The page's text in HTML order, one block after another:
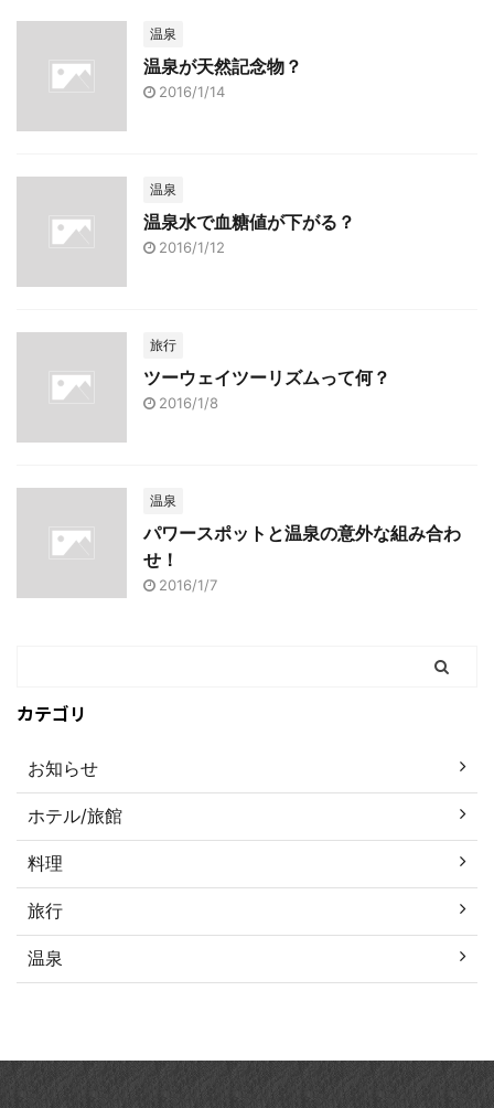
温泉
温泉が天然記念物？
2016/1/14
温泉
温泉水で血糖値が下がる？
2016/1/12
旅行
ツーウェイツーリズムって何？
2016/1/8
温泉
パワースポットと温泉の意外な組み合わ
せ！
2016/1/7
カテゴリ
お知らせ
ホテル/旅館
料理
旅行
温泉